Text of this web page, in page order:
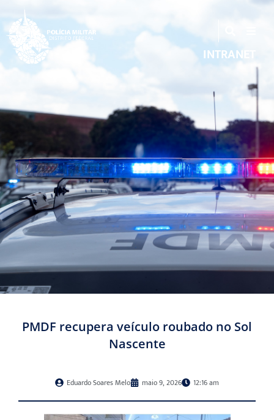
INTRANET
PMDF recupera veículo roubado no Sol
Nascente
Eduardo Soares Melo maio 9, 2026 12:16 am